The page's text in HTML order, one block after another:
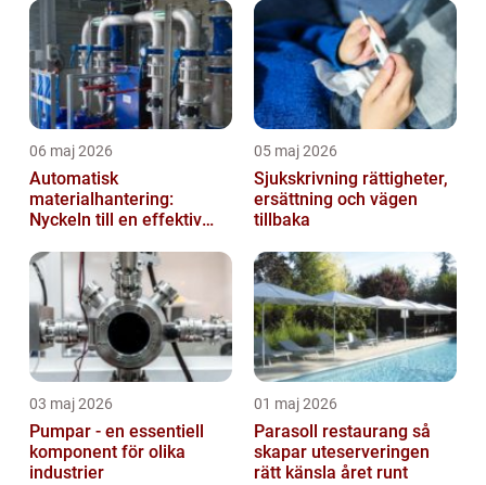
06 maj 2026
Automatisk
materialhantering:
Nyckeln till en effektiv
05 maj 2026
Sjukskrivning rättigheter,
ersättning och vägen
tillbaka
03 maj 2026
Pumpar - en essentiell
komponent för olika
industrier
01 maj 2026
Parasoll restaurang så
skapar uteserveringen
rätt känsla året runt